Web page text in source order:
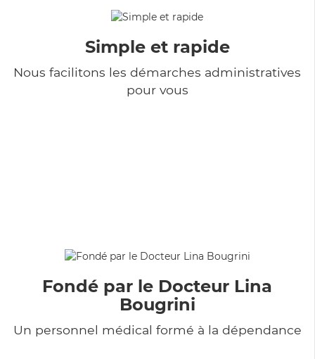
Simple et rapide
Nous facilitons les démarches administratives
pour vous
Fondé par le Docteur Lina
Bougrini
Un personnel médical formé à la dépendance